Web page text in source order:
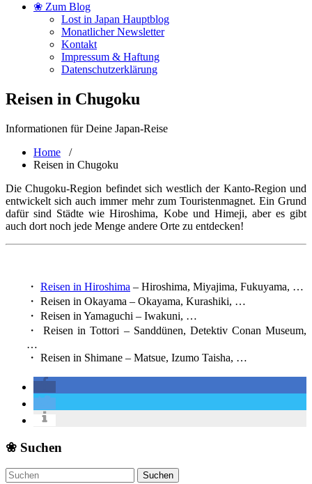
❀ Zum Blog
Lost in Japan Hauptblog
Monatlicher Newsletter
Kontakt
Impressum & Haftung
Datenschutzerklärung
Reisen in Chugoku
Informationen für Deine Japan-Reise
Home /
Reisen in Chugoku
Die Chugoku-Region befindet sich westlich der Kanto-Region und
entwickelt sich auch immer mehr zum Touristenmagnet. Ein Grund
dafür sind Städte wie Hiroshima, Kobe und Himeji, aber es gibt
auch dort noch jede Menge andere Orte zu entdecken!
・ Reisen in Hiroshima – Hiroshima, Miyajima, Fukuyama, …
・ Reisen in Okayama – Okayama, Kurashiki, …
・ Reisen in Yamaguchi – Iwakuni, …
・ Reisen in Tottori – Sanddünen, Detektiv Conan Museum,
…
・ Reisen in Shimane – Matsue, Izumo Taisha, …
❀ Suchen